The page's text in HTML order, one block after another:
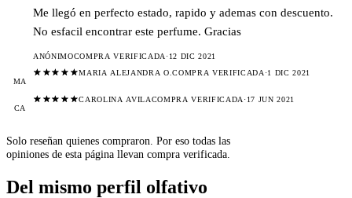
Me llegó en perfecto estado, rapido y ademas con descuento.
No esfacil encontrar este perfume. Gracias
ANÓNIMOCOMPRA VERIFICADA · 12 DIC 2021
MA
MARIA ALEJANDRA O.COMPRA VERIFICADA ·1 DIC 2021
CA
CAROLINA AVILA COMPRA VERIFICADA · 17 JUN 2021
Solo reseñan quienes compraron. Por eso todas las
opiniones de esta página llevan compra verificada.
Del mismo perfil olfativo